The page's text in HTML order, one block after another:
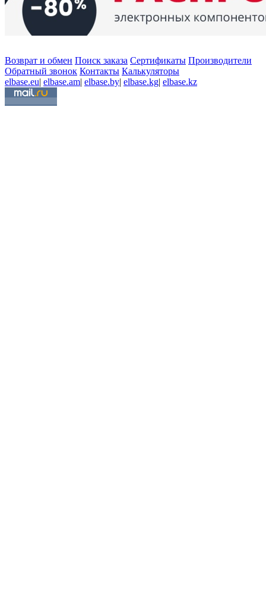
Возврат и обмен Поиск заказа Сертификаты Производители
Обратный звонок Контакты Калькуляторы
elbase.eu| elbase.am| elbase.by| elbase.kg| elbase.kz